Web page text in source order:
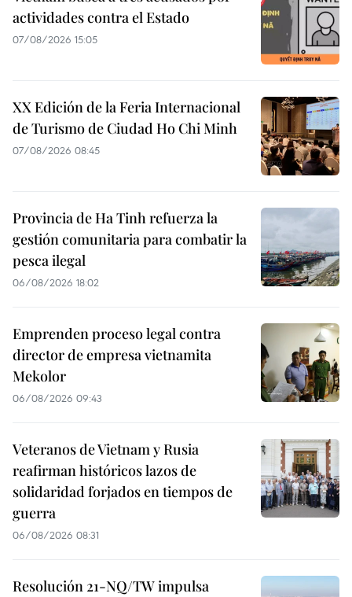
actividades contra el Estado
07/08/2026 15:05
XX Edición de la Feria Internacional
de Turismo de Ciudad Ho Chi Minh
07/08/2026 08:45
Provincia de Ha Tinh refuerza la
gestión comunitaria para combatir la
pesca ilegal
06/08/2026 18:02
Emprenden proceso legal contra
director de empresa vietnamita
Mekolor
06/08/2026 09:43
Veteranos de Vietnam y Rusia
reafirman históricos lazos de
solidaridad forjados en tiempos de
guerra
06/08/2026 08:31
Resolución 21-NQ/TW impulsa